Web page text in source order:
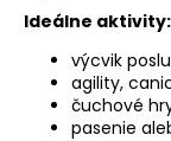
Ideálne aktivity:
výcvik
agility,
čuchové
pasenie